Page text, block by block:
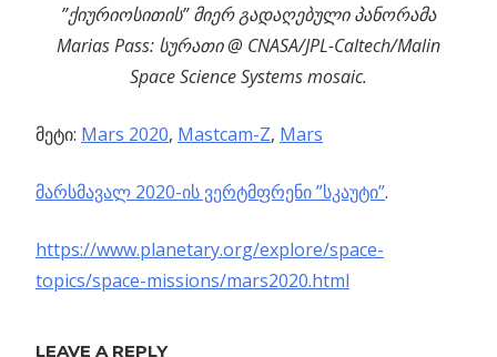
”ქიურიოსითის” მიერ გადაღებული პანორამა
Marias Pass: სურათი @ CNASA/JPL-Caltech/Malin
Space Science Systems mosaic.
მეტი: Mars 2020, Mastcam-Z, Mars
მარსმავალ 2020-ის ვერტმფრენი ”სკაუტი”.
https://www.planetary.org/explore/space-
topics/space-missions/mars2020.html
Previous
LEAVE A REPLY